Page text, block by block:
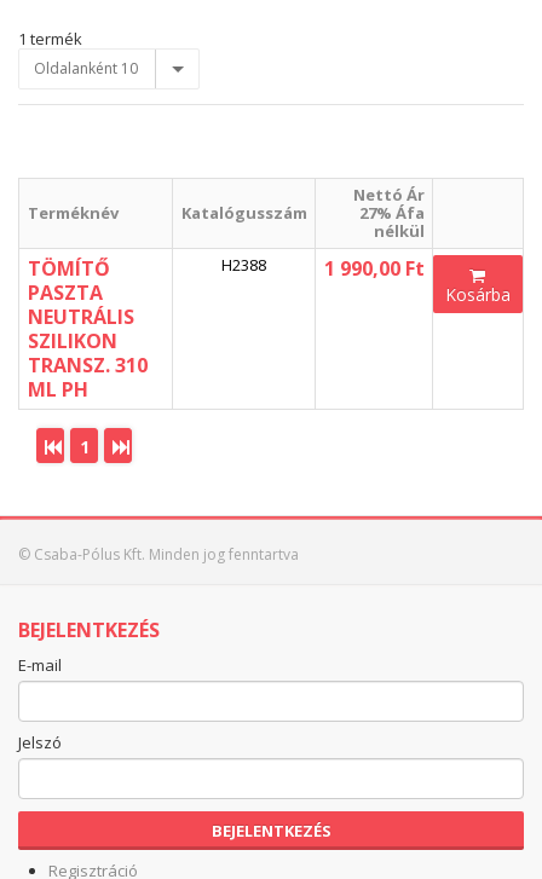
1 termék
Oldalanként 10
Terméknév Katalógusszám
Nettó Ár
27% Áfa
nélkül
TÖMÍTŐ
PASZTA
NEUTRÁLIS
SZILIKON
TRANSZ. 310
ML PH
H2388 1 990,00 Ft
Kosárba
1
© Csaba-Pólus Kft. Minden jog fenntartva
BEJELENTKEZÉS
E-mail
Jelszó
BEJELENTKEZÉS
Regisztráció